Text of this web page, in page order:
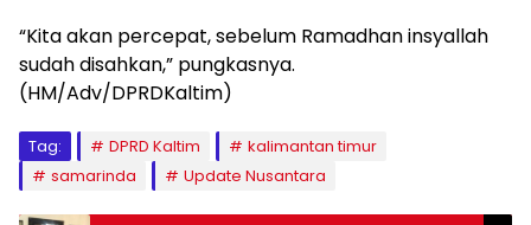
“Kita akan percepat, sebelum Ramadhan insyallah
sudah disahkan,” pungkasnya.
(HM/Adv/DPRDKaltim)
Tag: DPRD Kaltim
kalimantan timur
samarinda
Update Nusantara